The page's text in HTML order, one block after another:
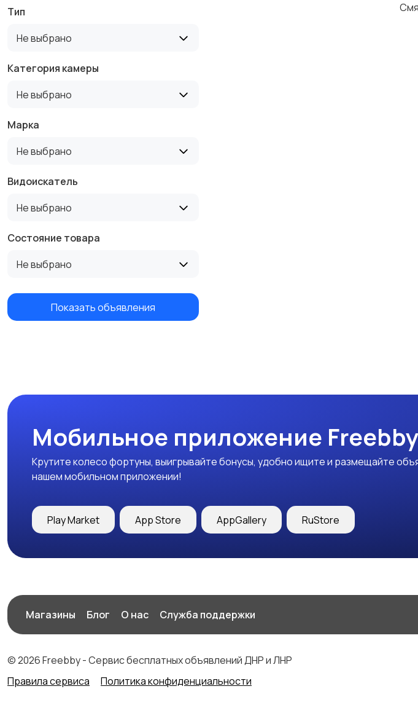
Тип
Не выбрано
Категория камеры
Не выбрано
Марка
Не выбрано
Видоискатель
Не выбрано
Состояние товара
Не выбрано
Показать объявления
Мобильное приложение Freebby
Крутите колесо фортуны, выигрывайте бонусы, удобно ищите и размещайте
нашем мобильном приложении!
Play Market App Store AppGallery RuStore
Магазины Блог О нас Служба поддержки
© 2026 Freebby - Сервис бесплатных объявлений ДНР и ЛНР
Правила сервиса
Политика конфиденциальности